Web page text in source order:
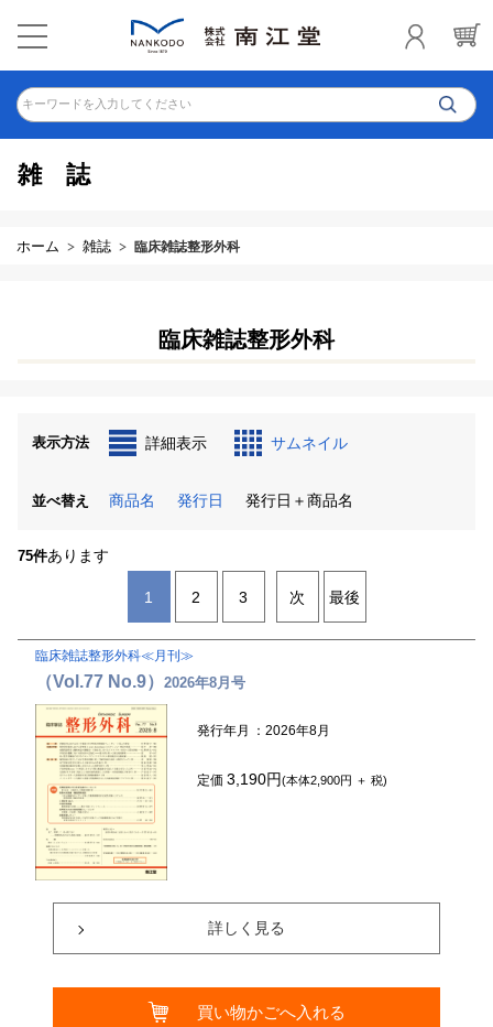
キーワードを入力してください
雑誌
ホーム 雑誌 臨床雑誌整形外科
臨床雑誌整形外科
表示方法 詳細表示 サムネイル
並べ替え 商品名 発行日 発行日＋商品名
75件あります
1 2 3 次 最後
臨床雑誌整形外科≪月刊≫
（Vol.77 No.9）2026年8月号
発行年月 ：2026年8月
定価3,190円(本体2,900円 ＋ 税)
詳しく見る
買い物かごへ入れる